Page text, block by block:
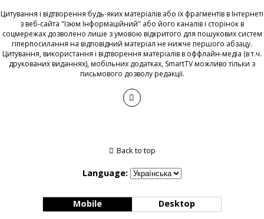
Цитування і відтворення будь-яких матеріалів або їх фрагментів в Інтернеті
з веб-сайта "Ізюм Інформаційний" або його каналів і сторінок в
соцмережах дозволено лише з умовою відкритого для пошукових систем
гіперпосилання на відповідний матеріал не нижче першого абзацу.
Цитування, використання і відтворення матеріалів в оффлайн-медіа (в т.ч.
друкованих виданнях), мобільних додатках, SmartTV можливо тільки з
письмового дозволу редакції.
Back to top
Language:
Mobile Desktop